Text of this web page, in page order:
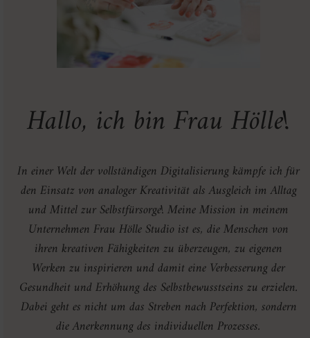
Hallo, ich bin Frau Hölle!
In einer Welt der vollständigen Digitalisierung kämpfe ich für
den Einsatz von analoger Kreativität als Ausgleich im Alltag
und Mittel zur Selbstfürsorge! Meine Mission in meinem
Unternehmen Frau Hölle Studio ist es, die Menschen von
ihren kreativen Fähigkeiten zu überzeugen, zu eigenen
Werken zu inspirieren und damit eine Verbesserung der
Gesundheit und Erhöhung des Selbstbewusstseins zu erzielen.
Dabei geht es nicht um das Streben nach Perfektion, sondern
die Anerkennung des individuellen Prozesses.